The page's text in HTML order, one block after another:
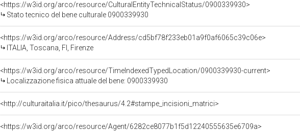
<https://w3id.org/arco/resource/CulturalEntityTechnicalStatus/0900339930>
Stato tecnico del bene culturale 0900339930
<https://w3id.org/arco/resource/Address/cd5bf78f233eb01a9f0af6065c39c06e>
ITALIA, Toscana, FI, Firenze
<https://w3id.org/arco/resource/TimeIndexedTypedLocation/0900339930-current>
Localizzazione fisica attuale del bene: 0900339930
<http://culturaitalia.it/pico/thesaurus/4.2#stampe_incisioni_matrici>
<https://w3id.org/arco/resource/Agent/6282ce8077b1f5d12240555635e6709a>